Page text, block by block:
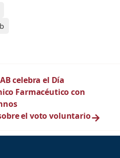
celebra el Día
Farmacéutico con
el voto voluntario→